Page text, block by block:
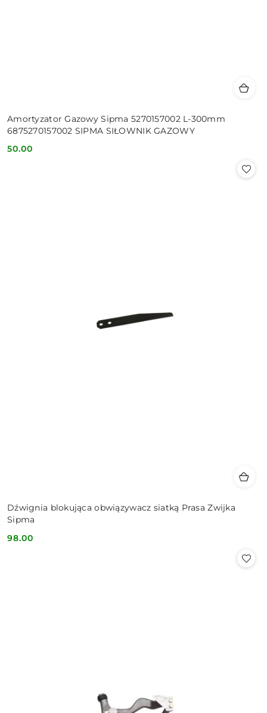
Amortyzator Gazowy Sipma 5270157002 L-300mm
6875270157002 SIPMA SIŁOWNIK GAZOWY
Cena:
50.00
Dźwignia blokująca obwiązywacz siatką Prasa Zwijka
Sipma
Cena:
98.00